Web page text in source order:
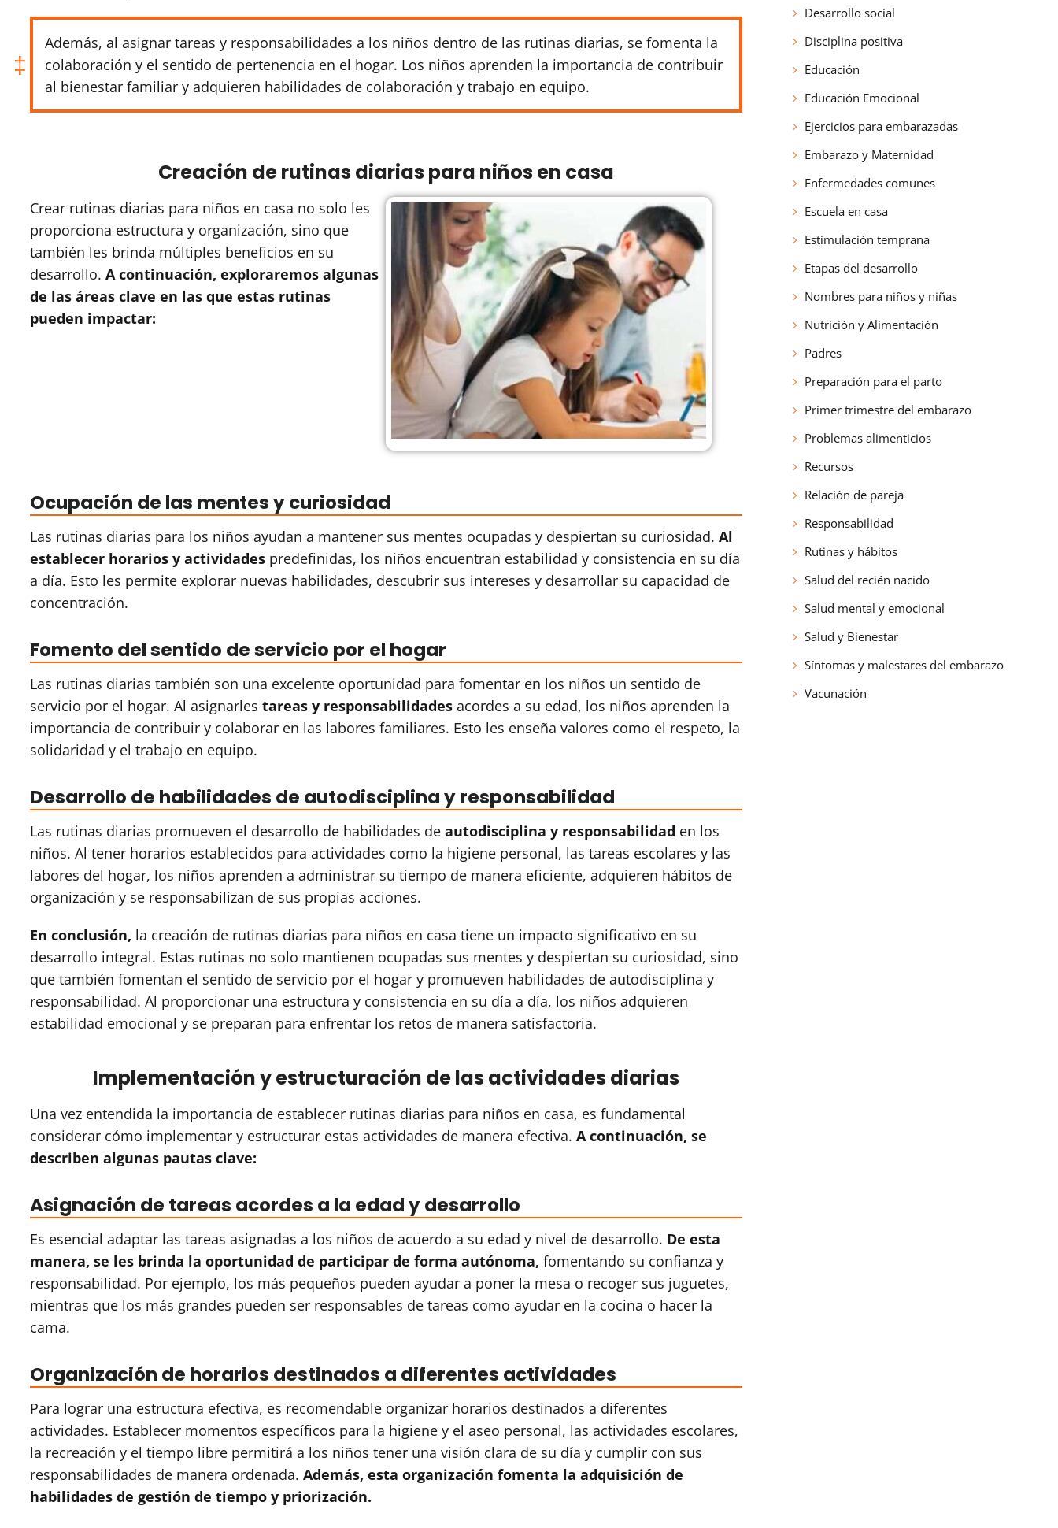
Además, al asignar tareas y responsabilidades a los niños dentro de las rutinas diarias, se fomenta la
colaboración y el sentido de pertenencia en el hogar. Los niños aprenden la importancia de contribuir
al bienestar familiar y adquieren habilidades de colaboración y trabajo en equipo.
Creación de rutinas diarias para niños en casa
Crear rutinas diarias para niños en casa no solo les
proporciona estructura y organización, sino que
también les brinda múltiples beneficios en su
desarrollo. A continuación, exploraremos algunas
de las áreas clave en las que estas rutinas
pueden impactar:
Ocupación de las mentes y curiosidad
Las rutinas diarias para los niños ayudan a mantener sus mentes ocupadas y despiertan su curiosidad. Al
establecer horarios y actividades predefinidas, los niños encuentran estabilidad y consistencia en su día
a día. Esto les permite explorar nuevas habilidades, descubrir sus intereses y desarrollar su capacidad de
concentración.
Fomento del sentido de servicio por el hogar
Las rutinas diarias también son una excelente oportunidad para fomentar en los niños un sentido de
servicio por el hogar. Al asignarles tareas y responsabilidades acordes a su edad, los niños aprenden la
importancia de contribuir y colaborar en las labores familiares. Esto les enseña valores como el respeto, la
solidaridad y el trabajo en equipo.
Desarrollo de habilidades de autodisciplina y responsabilidad
Las rutinas diarias promueven el desarrollo de habilidades de autodisciplina y responsabilidad en los
niños. Al tener horarios establecidos para actividades como la higiene personal, las tareas escolares y las
labores del hogar, los niños aprenden a administrar su tiempo de manera eficiente, adquieren hábitos de
organización y se responsabilizan de sus propias acciones.
En conclusión, la creación de rutinas diarias para niños en casa tiene un impacto significativo en su
desarrollo integral. Estas rutinas no solo mantienen ocupadas sus mentes y despiertan su curiosidad, sino
que también fomentan el sentido de servicio por el hogar y promueven habilidades de autodisciplina y
responsabilidad. Al proporcionar una estructura y consistencia en su día a día, los niños adquieren
estabilidad emocional y se preparan para enfrentar los retos de manera satisfactoria.
Implementación y estructuración de las actividades diarias
Una vez entendida la importancia de establecer rutinas diarias para niños en casa, es fundamental
considerar cómo implementar y estructurar estas actividades de manera efectiva. A continuación, se
describen algunas pautas clave:
Asignación de tareas acordes a la edad y desarrollo
Es esencial adaptar las tareas asignadas a los niños de acuerdo a su edad y nivel de desarrollo. De esta
manera, se les brinda la oportunidad de participar de forma autónoma, fomentando su confianza y
responsabilidad. Por ejemplo, los más pequeños pueden ayudar a poner la mesa o recoger sus juguetes,
mientras que los más grandes pueden ser responsables de tareas como ayudar en la cocina o hacer la
cama.
Organización de horarios destinados a diferentes actividades
Para lograr una estructura efectiva, es recomendable organizar horarios destinados a diferentes
actividades. Establecer momentos específicos para la higiene y el aseo personal, las actividades escolares,
la recreación y el tiempo libre permitirá a los niños tener una visión clara de su día y cumplir con sus
responsabilidades de manera ordenada. Además, esta organización fomenta la adquisición de
habilidades de gestión de tiempo y priorización.
Desarrollo social
Disciplina positiva
Educación
Educación Emocional
Ejercicios para embarazadas
Embarazo y Maternidad
Enfermedades comunes
Escuela en casa
Estimulación temprana
Etapas del desarrollo
Nombres para niños y niñas
Nutrición y Alimentación
Padres
Preparación para el parto
Primer trimestre del embarazo
Problemas alimenticios
Recursos
Relación de pareja
Responsabilidad
Rutinas y hábitos
Salud del recién nacido
Salud mental y emocional
Salud y Bienestar
Síntomas y malestares del embarazo
Vacunación